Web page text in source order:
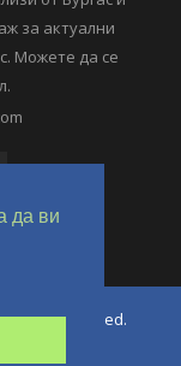
да ви
за актуални
Можете да се
Reserved.